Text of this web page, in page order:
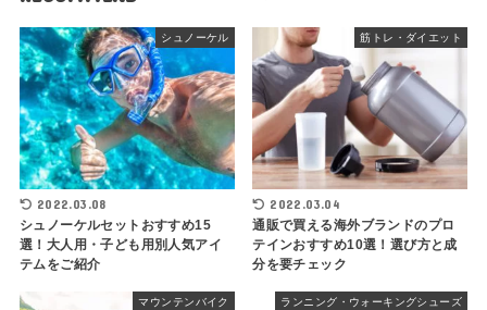
シュノーケル
2022.03.08
シュノーケルセットおすすめ15
選！大人用・子ども用別人気アイ
テムをご紹介
筋トレ・ダイエット
2022.03.04
通販で買える海外ブランドのプロ
テインおすすめ10選！選び方と成
分を要チェック
マウンテンバイク ランニング・ウォーキングシューズ